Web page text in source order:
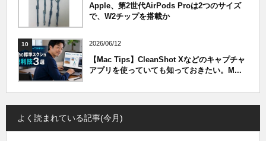
Apple、第2世代AirPods Proは2つのサイズ
で、W2チップを搭載か
10 2026/06/12
【Mac Tips】CleanShot Xなどのキャプチャ
アプリを使っていても知っておきたい。M...
よく読まれている記事(今月)